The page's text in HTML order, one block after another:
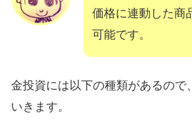
価格に連動した商
可能です。
金投資には以下の種類があるので
いきます。